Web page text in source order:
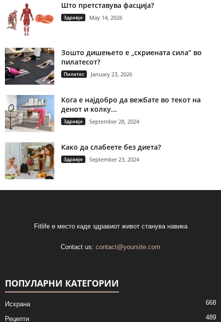
Што претставува фасција?
Здравје May 14, 2026
Зошто дишењето е „скриената сила“ во
пилатесот?
Пилатес January 23, 2026
Кога е најдобро да вежбате во текот на
денот и колку...
Здравје September 28, 2024
Како да слабеете без диета?
Здравје September 23, 2024
Fitlife е место каде здравиот живот станува навика
Contact us: contact@yoursite.com
ПОПУЛАРНИ КАТЕГОРИИ
Исхрана 668
Рецепти 489